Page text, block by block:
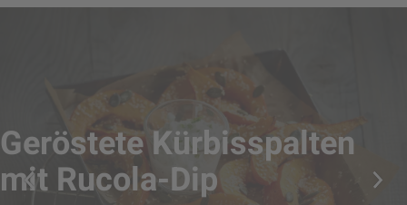
Geröstete Kürbisspalten
mit Rucola-Dip